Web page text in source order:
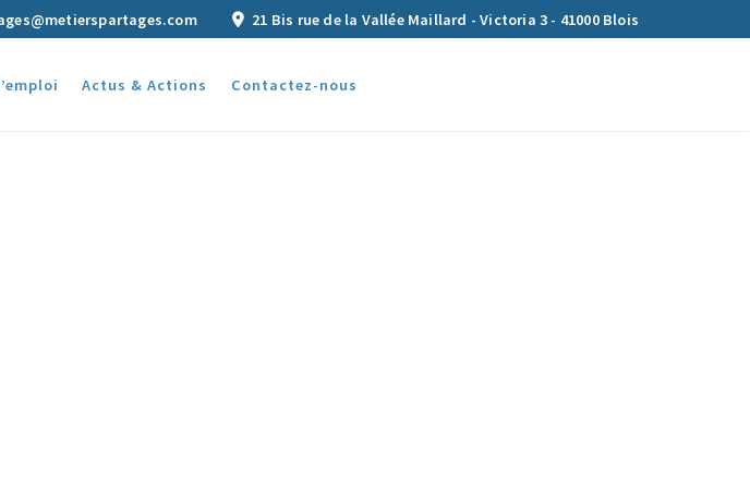
21 Bis rue de la Vallée Maillard - Victoria 3 - 41000 Blois
Actus & Actions Contactez-nous